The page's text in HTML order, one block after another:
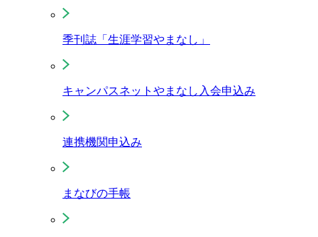
季刊誌「生涯学習やまなし」
キャンパスネットやまなし入会申込み
連携機関申込み
まなびの手帳